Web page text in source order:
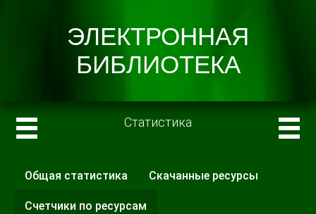
Статистика
Главные вкладки
Общая статистика Скачанные ресурсы
Счетчики по ресурсам